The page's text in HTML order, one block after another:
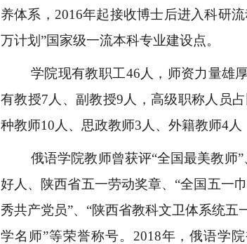
养体系，2016年起接收博士后进入科研
万计划”国家级一流本科专业建设点。
学院现有教职工46人，师资力量雄
有教授7人、副教授9人，高级职称人员
种教师10人、思政教师3人、外籍教师4人
俄语学院教师曾获评“全国最美教师
好人、陕西省五一劳动奖章、“全国五一
秀共产党员”、“陕西省教科文卫体系统五
学名师”等荣誉称号。2018年，俄语学